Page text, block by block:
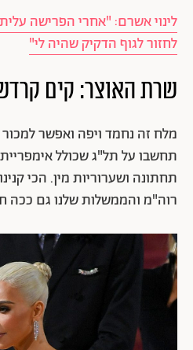
לחזור לגוף הדקיק שהיה לי"
שרת האוצר: קים
מלח זה נחמד ויפה ואפשר
תחשבו על תל"ג שכולל
תחתונה ושערוריות מין. הכי
רוה"מ והממשלות שלנו גם ככה